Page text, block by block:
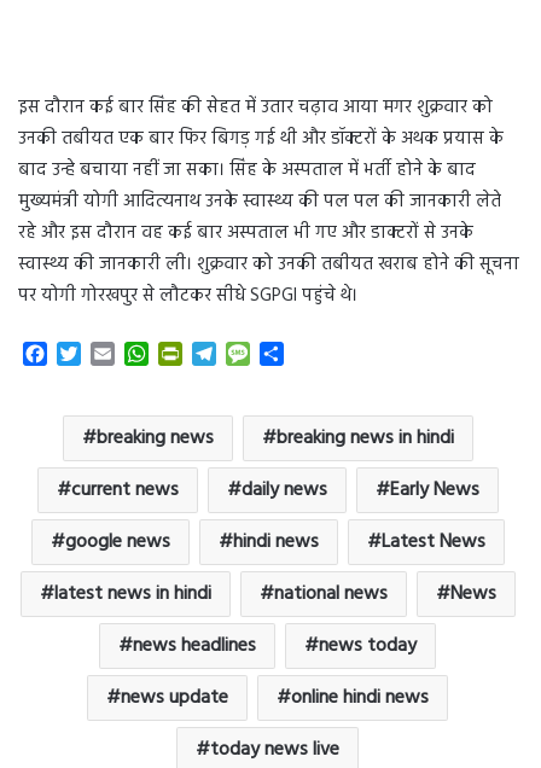
इस दौरान कई बार सिंह की सेहत में उतार चढ़ाव आया मगर शुक्रवार को
उनकी तबीयत एक बार फिर बिगड़ गई थी और डॉक्टरों के अथक प्रयास के
बाद उन्हे बचाया नहीं जा सका। सिंह के अस्पताल में भर्ती होने के बाद
मुख्यमंत्री योगी आदित्यनाथ उनके स्वास्थ्य की पल पल की जानकारी लेते
रहे और इस दौरान वह कई बार अस्पताल भी गए और डाक्टरों से उनके
स्वास्थ्य की जानकारी ली। शुक्रवार को उनकी तबीयत खराब होने की सूचना
पर योगी गोरखपुर से लौटकर सीधे SGPGI पहुंचे थे।
o
k
T
t
t
e
r
i
l
W
t
s
A
p
p
P
n
t
F
i
n
d
l
y
T
e
r
m
M
s
g
e
r
e
breaking news
breaking news in hindi
current news
daily news
Early News
google news
hindi news
Latest News
latest news in hindi
national news
News
news headlines
news today
news update
online hindi news
today news live